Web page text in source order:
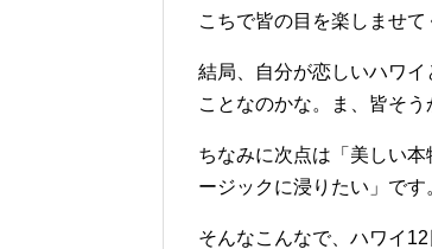
こちで皆の目を楽しませて
結局、自分が恋しいハワ
ことなのかな。ま、皆そう
ちなみに次点は「美しい
ージックに浸りたい」です
そんなこんなで、ハワイ